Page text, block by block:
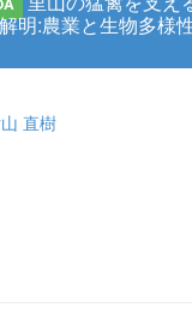
明:農業と生物多様
直樹